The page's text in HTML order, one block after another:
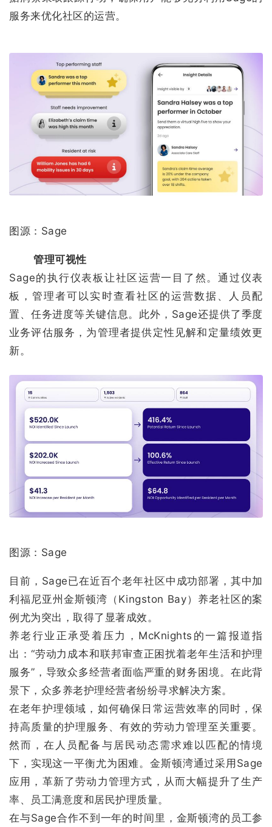
服务来优化社区的运营。
图源：Sage
管理可视性
Sage的执行仪表板让社区运营一目了然。通过仪表
板，管理者可以实时查看社区的运营数据、人员配
置、任务进度等关键信息。此外，Sage还提供了季度
业务评估服务，为管理者提供定性见解和定量绩效更
新。
图源：Sage
目前，Sage已在近百个老年社区中成功部署，其中加
利福尼亚州金斯顿湾（Kingston Bay）养老社区的案
例尤为突出，取得了显著成效。
养老行业正承受着压力，McKnights的一篇报道指
出：“劳动力成本和联邦审查正困扰着老年生活和护理
服务”，导致众多经营者面临严重的财务困境。在此背
景下，众多养老护理经营者纷纷寻求解决方案。
在老年护理领域，如何确保日常运营效率的同时，保
持高质量的护理服务、有效的劳动力管理至关重要。
然而，在人员配备与居民动态需求难以匹配的情境
下，实现这一平衡尤为困难。金斯顿湾通过采用Sage
应用，革新了劳动力管理方式，从而大幅提升了生产
率、员工满意度和居民护理质量。
在与Sage合作不到一年的时间里，金斯顿湾的员工参